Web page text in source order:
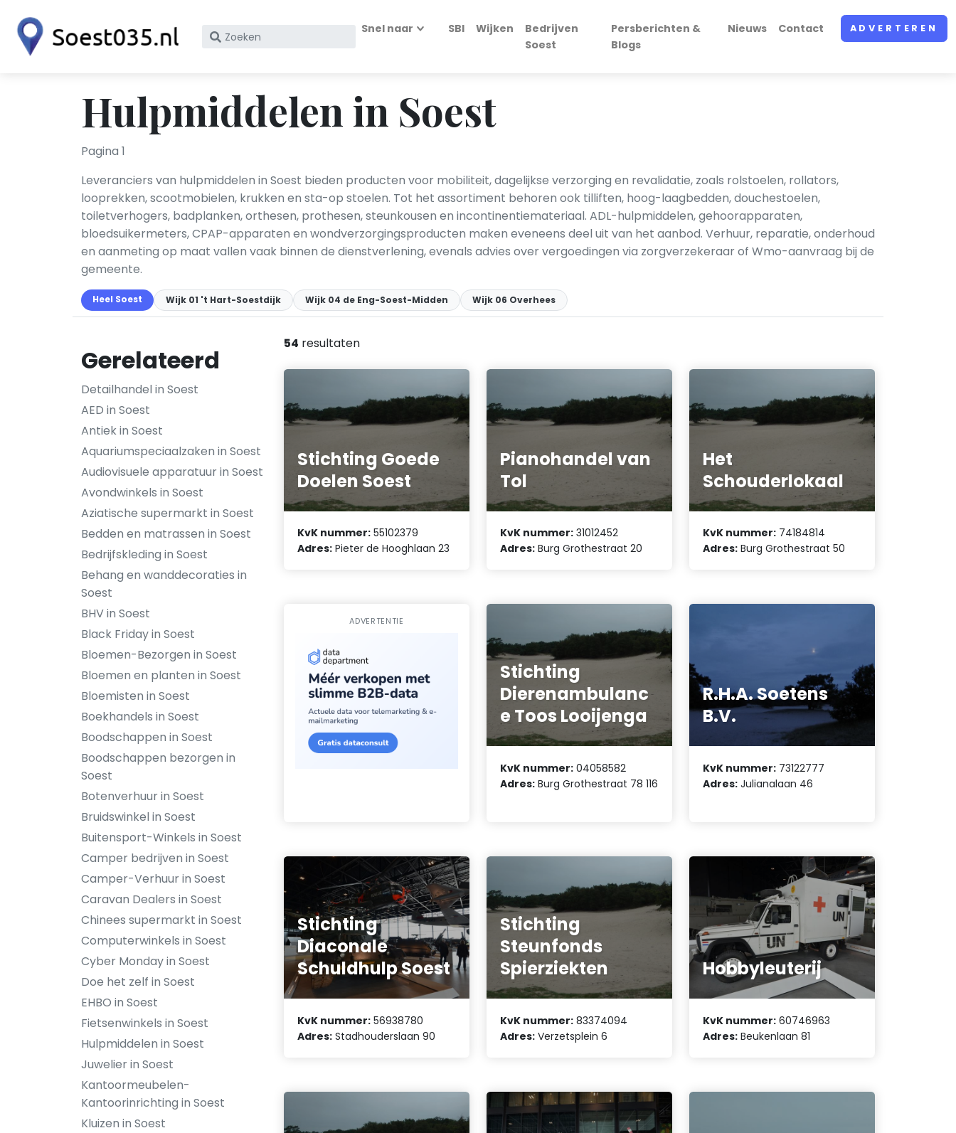
Zoek
KvK
nummer
Snel naar SBI Wijken
Bedrijven
Soest
Persberichten &
Blogs
Nieuws Contact ADVERTEREN
Hulpmiddelen in Soest
Pagina 1
Leveranciers van hulpmiddelen in Soest bieden producten voor mobiliteit, dagelijkse verzorging en revalidatie, zoals rolstoelen, rollators,
looprekken, scootmobielen, krukken en sta-op stoelen. Tot het assortiment behoren ook tilliften, hoog-laagbedden, douchestoelen,
toiletverhogers, badplanken, orthesen, prothesen, steunkousen en incontinentiemateriaal. ADL-hulpmiddelen, gehoorapparaten,
bloedsuikermeters, CPAP-apparaten en wondverzorgingsproducten maken eveneens deel uit van het aanbod. Verhuur, reparatie, onderhoud
en aanmeting op maat vallen vaak binnen de dienstverlening, evenals advies over vergoedingen via zorgverzekeraar of Wmo-aanvraag bij de
gemeente.
Heel Soest Wijk 01 't Hart-Soestdijk Wijk 04 de Eng-Soest-Midden Wijk 06 Overhees
Gerelateerd
Detailhandel in Soest
AED in Soest
Antiek in Soest
Aquariumspeciaalzaken in Soest
Audiovisuele apparatuur in Soest
Avondwinkels in Soest
Aziatische supermarkt in Soest
Bedden en matrassen in Soest
Bedrijfskleding in Soest
Behang en wanddecoraties in
Soest
BHV in Soest
Black Friday in Soest
Bloemen-Bezorgen in Soest
Bloemen en planten in Soest
Bloemisten in Soest
Boekhandels in Soest
Boodschappen in Soest
Boodschappen bezorgen in
Soest
Botenverhuur in Soest
Bruidswinkel in Soest
Buitensport-Winkels in Soest
Camper bedrijven in Soest
Camper-Verhuur in Soest
Caravan Dealers in Soest
Chinees supermarkt in Soest
Computerwinkels in Soest
Cyber Monday in Soest
Doe het zelf in Soest
EHBO in Soest
Fietsenwinkels in Soest
Hulpmiddelen in Soest
Juwelier in Soest
Kantoormeubelen-
Kantoorinrichting in Soest
Kluizen in Soest
54 resultaten
Stichting Goede
Doelen Soest
KvK nummer: 55102379
Adres: Pieter de Hooghlaan 23
Pianohandel van
Tol
KvK nummer: 31012452
Adres: Burg Grothestraat 20
Het
Schouderlokaal
KvK nummer: 74184814
Adres: Burg Grothestraat 50
ADVERTENTIE
Stichting
Dierenambulanc
e Toos Looijenga
KvK nummer: 04058582
Adres: Burg Grothestraat 78 116
R.H.A. Soetens
B.V.
KvK nummer: 73122777
Adres: Julianalaan 46
Stichting
Diaconale
Schuldhulp Soest
KvK nummer: 56938780
Adres: Stadhouderslaan 90
Stichting
Steunfonds
Spierziekten
KvK nummer: 83374094
Adres: Verzetsplein 6
Hobbyleuterij
KvK nummer: 60746963
Adres: Beukenlaan 81